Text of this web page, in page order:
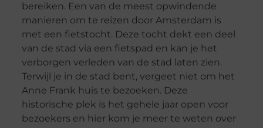
bereiken. Een van de meest opwindende
manieren om te reizen door Amsterdam is
met een fietstocht. Deze tocht dekt een deel
van de stad via een fietspad en kan je het
verborgen verleden van de stad laten zien.
Terwijl je in de stad bent, vergeet niet om het
Anne Frank huis te bezoeken. Deze
historische plek is het gehele jaar open voor
bezoekers en hier kom je meer te weten over